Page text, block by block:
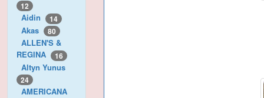
12
Aidin 14
Akas 80
ALLEN'S &
REGINA
16
Altyn Yunus
24
AMERICANA